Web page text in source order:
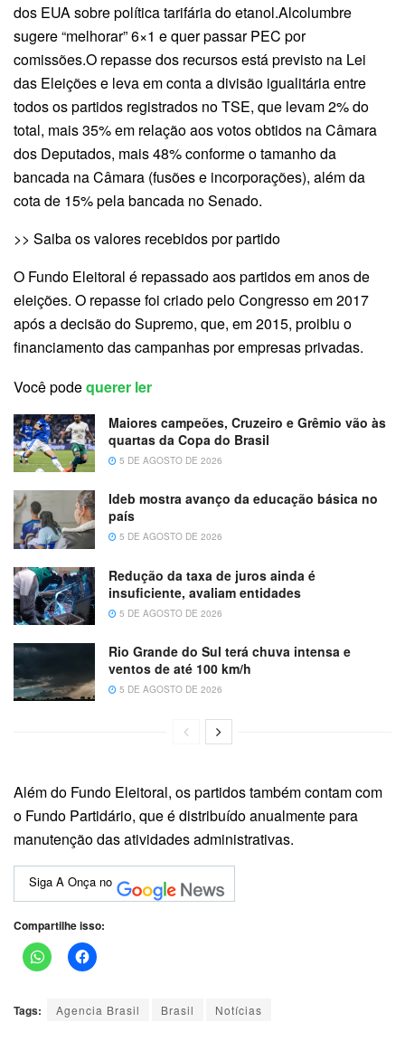
dos EUA sobre política tarifária do etanol.Alcolumbre
sugere “melhorar” 6×1 e quer passar PEC por
comissões.O repasse dos recursos está previsto na Lei
das Eleições e leva em conta a divisão igualitária entre
todos os partidos registrados no TSE, que levam 2% do
total, mais 35% em relação aos votos obtidos na Câmara
dos Deputados, mais 48% conforme o tamanho da
bancada na Câmara (fusões e incorporações), além da
cota de 15% pela bancada no Senado.
>> Saiba os valores recebidos por partido
O Fundo Eleitoral é repassado aos partidos em anos de
eleições. O repasse foi criado pelo Congresso em 2017
após a decisão do Supremo, que, em 2015, proibiu o
financiamento das campanhas por empresas privadas.
Você podequerer ler
Maiores campeões, Cruzeiro e Grêmio vão às
quartas da Copa do Brasil
5 DE AGOSTO DE 2026
Ideb mostra avanço da educação básica no
país
5 DE AGOSTO DE 2026
Redução da taxa de juros ainda é
insuficiente, avaliam entidades
5 DE AGOSTO DE 2026
Rio Grande do Sul terá chuva intensa e
ventos de até 100 km/h
5 DE AGOSTO DE 2026
Além do Fundo Eleitoral, os partidos também contam com
o Fundo Partidário, que é distribuído anualmente para
manutenção das atividades administrativas.
Siga A Onça no
Compartilhe isso:
Tags: Agencia Brasil Brasil Notícias